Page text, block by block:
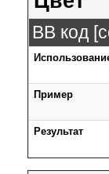
BB код
Пример
Результат